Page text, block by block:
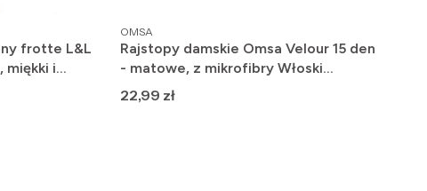
frotte L&L
miękki i
PRODUCENT
OMSA
Rajstopy damskie Omsa Velour 15 den
- matowe, z mikrofibry Włoski
Producent
Cena
22,99 zł